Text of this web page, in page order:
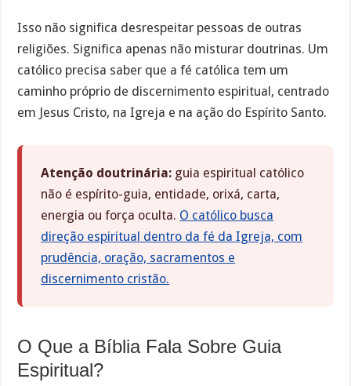
Isso não significa desrespeitar pessoas de outras
religiões. Significa apenas não misturar doutrinas. Um
católico precisa saber que a fé católica tem um
caminho próprio de discernimento espiritual, centrado
em Jesus Cristo, na Igreja e na ação do Espírito Santo.
Atenção doutrinária: guia espiritual católico
não é espírito-guia, entidade, orixá, carta,
energia ou força oculta. O católico busca
direção espiritual dentro da fé da Igreja, com
prudência, oração, sacramentos e
discernimento cristão.
O Que a Bíblia Fala Sobre Guia
Espiritual?